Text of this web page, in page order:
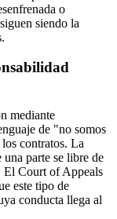
o
siendo la
mediante
de "no somos
contratos. La
parte se libre de
El Court of Appeals
este tipo de
conducta llega al